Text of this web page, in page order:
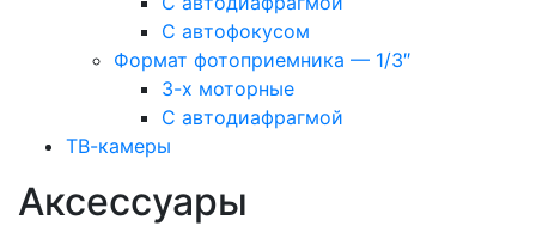
С автофокусом
Формат фотоприемника — 1/3″
3-х моторные
С автодиафрагмой
ТВ-камеры
Аксессуары